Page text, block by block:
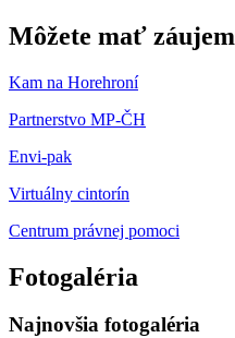
Môžete mať záujem
Kam na Horehroní
Partnerstvo MP-ČH
Envi-pak
Virtuálny cintorín
Centrum právnej pomoci
Fotogaléria
Najnovšia fotogaléria